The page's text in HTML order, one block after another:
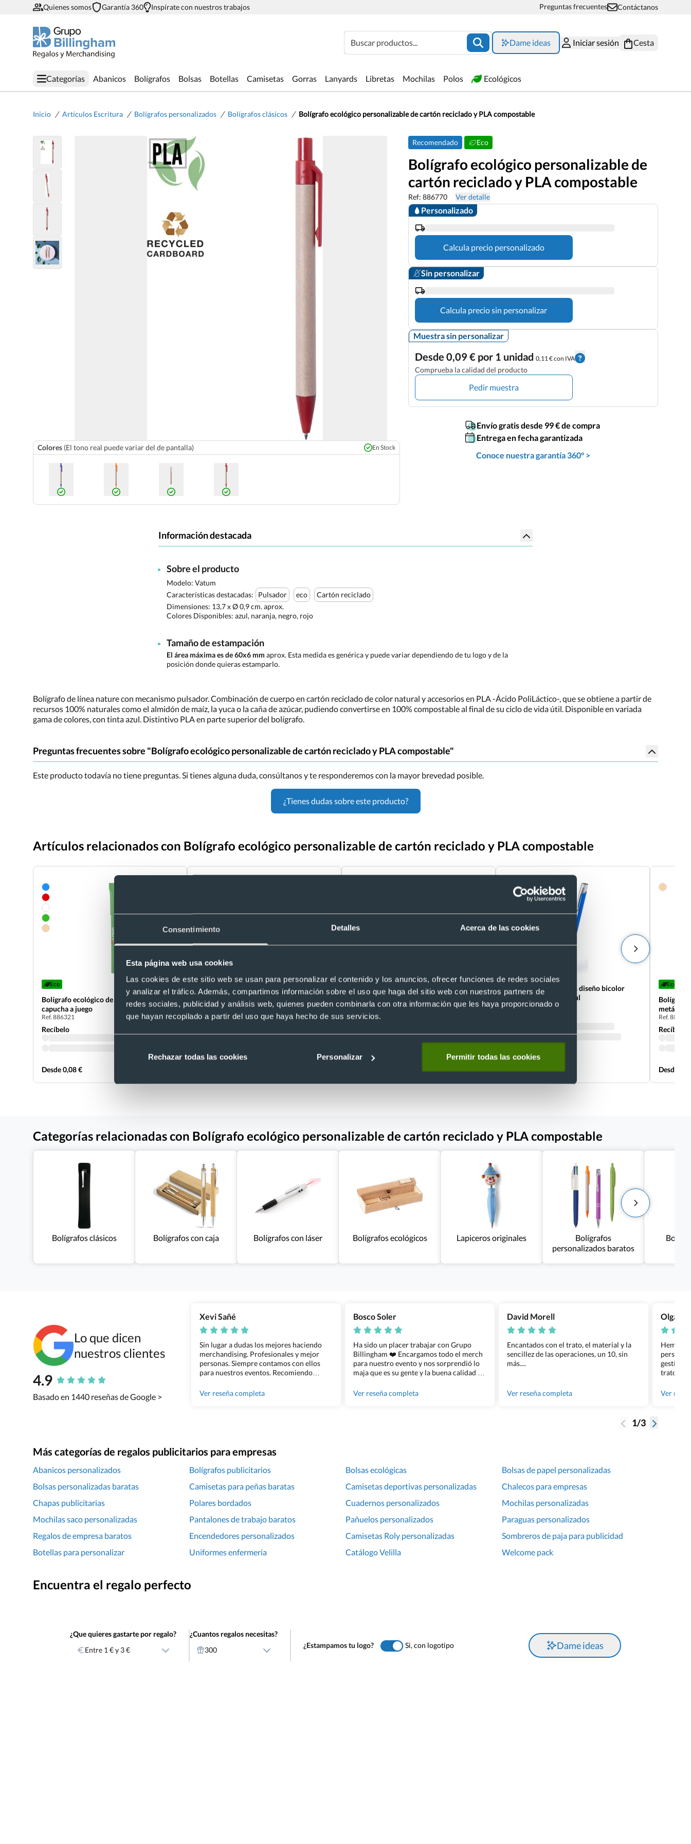
Consentimiento Detalles Acerca de las cookies
Esta página web usa cookies
Las cookies de este sitio web se usan para personalizar el contenido y los anuncios, ofrecer funciones de redes sociales
y analizar el tráfico. Además, compartimos información sobre el uso que haga del sitio web con nuestros partners de
redes sociales, publicidad y análisis web, quienes pueden combinarla con otra información que les haya proporcionado o
que hayan recopilado a partir del uso que haya hecho de sus servicios.
Rechazar todas las cookies Personalizar Permitir todas las cookies
Quienes somos Garantía 360 Inspírate con nuestros trabajos Preguntas frecuentes Contáctanos
Buscar productos... Dame ideas Iniciar sesión Cesta
Categorías Abanicos Bolígrafos Bolsas Botellas Camisetas Gorras Lanyards Libretas Mochilas Polos Ecológicos
Inicio / Artículos Escritura / Bolígrafos personalizados / Bolígrafos clásicos / Bolígrafo ecológico personalizable de cartón reciclado y PLA compostable
Colores (El tono real puede variar del de pantalla) En Stock
Recomendado Eco
Bolígrafo ecológico personalizable de
cartón reciclado y PLA compostable
Ref: 886770 Ver detalle
Personalizado
Calcula precio personalizado
Sin personalizar
Calcula precio sin personalizar
Muestra sin personalizar
Desde 0,09 € por 1 unidad 0,11 € con IVA
Comprueba la calidad del producto
Pedir muestra
Envío gratis desde 99 € de compra
Entrega en fecha garantizada
Conoce nuestra garantía 360° >
Información destacada
Sobre el producto
Modelo: Vatum
Características destacadas:
Pulsador eco
Cartón reciclado
Dimensiones: 13,7 x Ø 0,9 cm. aprox.
Colores Disponibles: azul, naranja, negro, rojo
Tamaño de estampación
El área máxima es de 60x6 mm aprox. Esta medida es genérica y puede variar dependiendo de tu logo y de la
posición donde quieras estamparlo.
Bolígrafo de línea nature con mecanismo pulsador. Combinación de cuerpo en cartón reciclado de color natural y accesorios en PLA -Ácido PoliLáctico-, que se obtiene a partir de
recursos 100% naturales como el almidón de maíz, la yuca o la caña de azúcar, pudiendo convertirse en 100% compostable al final de su ciclo de vida útil. Disponible en variada
gama de colores, con tinta azul. Distintivo PLA en parte superior del bolígrafo.
Preguntas frecuentes sobre "Bolígrafo ecológico personalizable de cartón reciclado y PLA compostable"
Este producto todavía no tiene preguntas. Si tienes alguna duda, consúltanos y te responderemos con la mayor brevedad posible.
¿Tienes dudas sobre este producto?
Artículos relacionados con Bolígrafo ecológico personalizable de cartón reciclado y PLA compostable
Eco
Bolígrafo ecológico de cartón reciclado y
capucha a juego
Ref. 886321
Recíbelo
Desde 0,08 €
Bolígrafo style personalizado BIC
Ref. B3460001610
Recíbelo
- 20 %
Bolígrafo de plastico tinta azul
Ref. 883523
Recíbelo
Bolígrafo aluminio con diseño bicolor
metalizado en tinta azul
Ref. 885418
Desde 0,15 €
Eco
Bolígrafo
metálicos
Ref. 886612
Recíbelo
Desde
Categorías relacionadas con Bolígrafo ecológico personalizable de cartón reciclado y PLA compostable
Bolígrafos clásicos Bolígrafos con caja Bolígrafos con láser Bolígrafos ecológicos Lapiceros originales
Bolígrafos
personalizados baratos
Lo que dicen
nuestros clientes
4.9
Basado en 1440 reseñas de Google >
Xevi Sañé
Sin lugar a dudas los mejores haciendo
merchandising. Profesionales y mejor
personas. Siempre contamos con ellos
para nuestros eventos. Recomiendo
Ver reseña completa
Bosco Soler
Ha sido un placer trabajar con Grupo
Billingham ❤️ Encargamos todo el merch
para nuestro evento y nos sorprendió lo
maja que es su gente y la buena calidad de
100% recomendado!!
Ver reseña completa
David Morell
Encantados con el trato, el material y la
sencillez de las operaciones, un 10, sin
más....
Ver reseña completa
Olga
Hemos
gestión
trato
gente
Ver
1/3
Más categorías de regalos publicitarios para empresas
Abanicos personalizados Bolígrafos publicitarios Bolsas ecológicas
Bolsas de papel personalizadas
Bolsas personalizadas baratas
Camisetas para peñas baratas Camisetas deportivas personalizadas
Chalecos para empresas
Chapas publicitarias
Polares bordados Cuadernos personalizados
Mochilas personalizadas
Mochilas saco personalizadas
Pantalones de trabajo baratos Pañuelos personalizados
Paraguas personalizados
Regalos de empresa baratos
Encendedores personalizados Camisetas Roly personalizadas
Sombreros de paja para publicidad
Botellas para personalizar
Uniformes enfermeria Catálogo Velilla Welcome pack
Encuentra el regalo perfecto
¿Que quieres gastarte por regalo?
Entre 1 € y 3 €
¿Cuantos regalos necesitas?
300
¿Estampamos tu logo? Si, con logotipo Dame ideas